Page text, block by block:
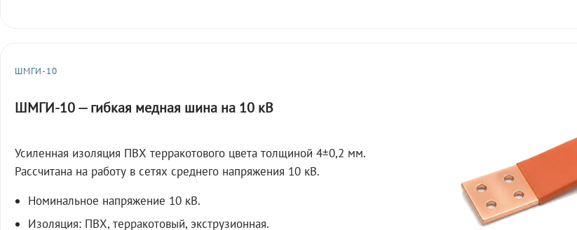
ШМГИ-10
ШМГИ-10 — гибкая медная шина на 10 кВ
Усиленная изоляция ПВХ терракотового цвета толщиной 4±0,2 мм.
Рассчитана на работу в сетях среднего напряжения 10 кВ.
Номинальное напряжение 10 кВ.
Изоляция: ПВХ, терракотовый, экструзионная.